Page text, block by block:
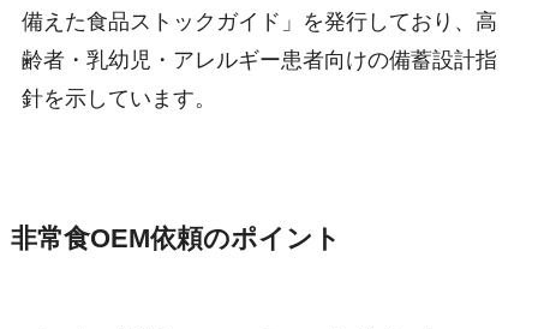
備えた食品ストックガイド」を発行しており、高
齢者・乳幼児・アレルギー患者向けの備蓄設計指
針を示しています。
非常食OEM依頼のポイント